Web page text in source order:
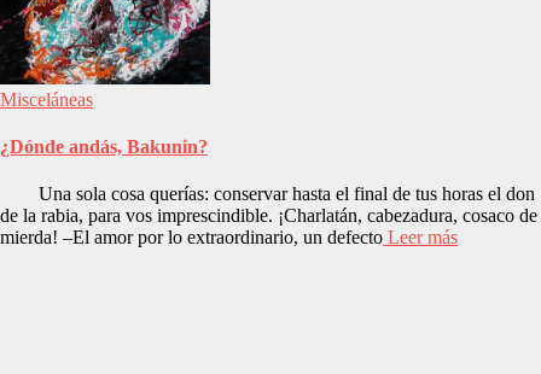
Misceláneas
¿Dónde andás, Bakunin?
Una sola cosa querías: conservar hasta el final de tus horas el don
de la rabia, para vos imprescindible. ¡Charlatán, cabezadura, cosaco de
mierda! –El amor por lo extraordinario, un defecto Leer más